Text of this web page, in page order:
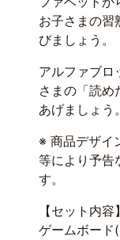
お子さまの習
びましょう。
アルファブロ
さまの「読め
あげましょう。
※ 商品デザイ
等により予告
す。
【セット内容】
ゲームボード